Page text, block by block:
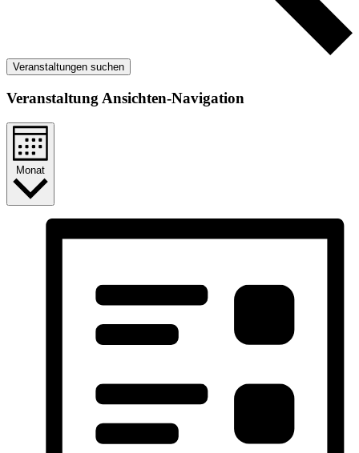
Veranstaltungen suchen
Veranstaltung Ansichten-Navigation
Monat